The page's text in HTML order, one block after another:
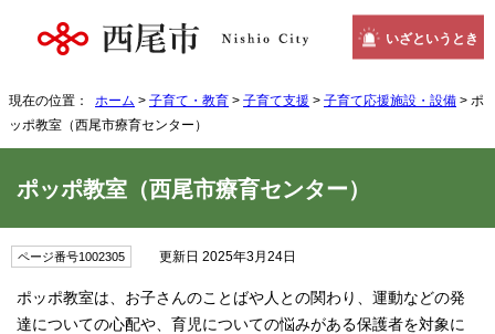
いざというとき
現在の位置： ホーム > 子育て・教育 > 子育て支援 > 子育て応援施設・設備 > ポ
ッポ教室（西尾市療育センター）
ポッポ教室（西尾市療育センター）
ページ番号1002305 更新日 2025年3月24日
ポッポ教室は、お子さんのことばや人との関わり、運動などの発
達についての心配や、育児についての悩みがある保護者を対象に